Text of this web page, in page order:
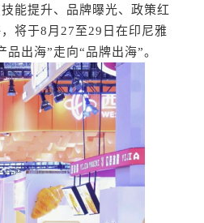
能提升、品牌曝光、政策红
将于8月27至29日在印尼雅
出海”走向“品牌出海”。